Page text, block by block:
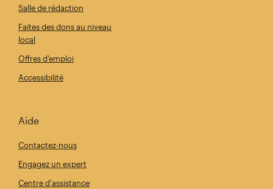
Salle de rédaction
Faites des dons au niveau
local
Offres d'emploi
Accessibilité
Aide
Contactez-nous
Engagez un expert
Centre d'assistance